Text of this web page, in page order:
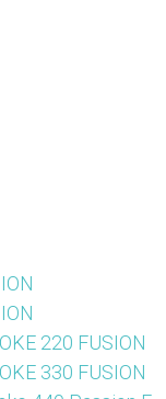
220 FUSION
330 FUSION